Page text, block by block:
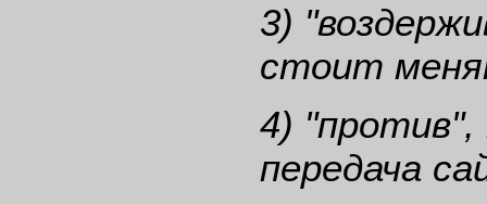
3)
стоит
4) "против",
передача